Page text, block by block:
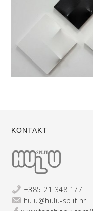
KONTAKT
+385 21 348 177
hulu@hulu-split.hr